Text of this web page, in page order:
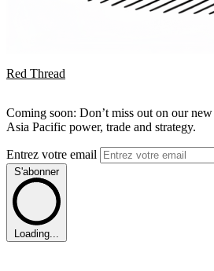
Red Thread
Coming soon: Don’t miss out on our
Asia Pacific power, trade and strategy.
Entrez votre email
S'abonner
Loading...